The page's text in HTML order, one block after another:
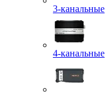
3-канальные
4-канальные